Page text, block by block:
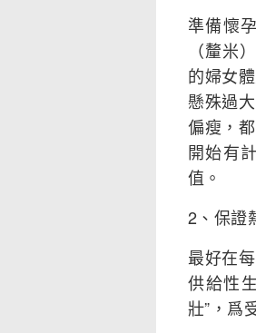
準備懷
（釐米
的婦女
懸殊過
偏瘦，
開始有
值。
2、保證
最好在
供給性
壯”，爲